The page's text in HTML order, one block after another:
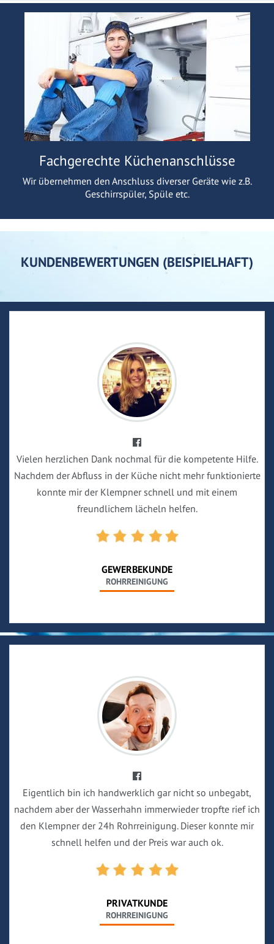
Fachgerechte Küchenanschlüsse
Wir übernehmen den Anschluss diverser Geräte wie z.B.
Geschirrspüler, Spüle etc.
KUNDENBEWERTUNGEN (BEISPIELHAFT)
Vielen herzlichen Dank nochmal für die kompetente Hilfe.
Nachdem der Abfluss in der Küche nicht mehr funktionierte
konnte mir der Klempner schnell und mit einem
freundlichem lächeln helfen.
GEWERBEKUNDE
ROHRREINIGUNG
Eigentlich bin ich handwerklich gar nicht so unbegabt,
nachdem aber der Wasserhahn immerwieder tropfte rief ich
den Klempner der 24h Rohrreinigung. Dieser konnte mir
schnell helfen und der Preis war auch ok.
PRIVATKUNDE
ROHRREINIGUNG